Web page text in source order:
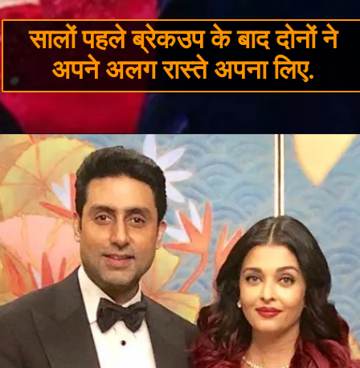
सालों पहले ब्रेकउप के बाद दोनों ने
अपने अलग रास्ते अपना लिए.